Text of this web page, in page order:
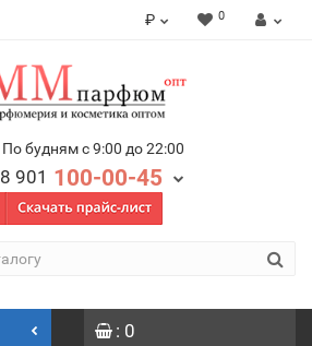
₽ 0
По будням с 9:00 до 22:00
8 901 100-00-45
: 0